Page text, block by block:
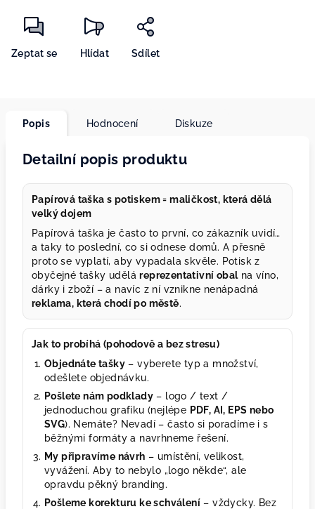
Zeptat se Hlídat Sdílet
Popis Hodnocení Diskuze
Detailní popis produktu
Papírová taška s potiskem = maličkost, která dělá
velký dojem
Papírová taška je často to první, co zákazník uvidí…
a taky to poslední, co si odnese domů. A přesně
proto se vyplatí, aby vypadala skvěle. Potisk z
obyčejné tašky uděláreprezentativní obalna víno,
dárky i zboží – a navíc z ní vznikne nenápadná
reklama, která chodí po městě.
Jak to probíhá (pohodově a bez stresu)
Objednáte tašky – vyberete typ a množství,
odešlete objednávku.
Pošlete nám podklady – logo / text /
jednoduchou grafiku (nejlépe PDF, AI, EPS nebo
SVG). Nemáte? Nevadí – často si poradíme i s
běžnými formáty a navrhneme řešení.
My připravíme návrh – umístění, velikost,
vyvážení. Aby to nebylo „logo někde“, ale
opravdu pěkný branding.
Pošleme korekturu ke schválení – vždycky. Bez